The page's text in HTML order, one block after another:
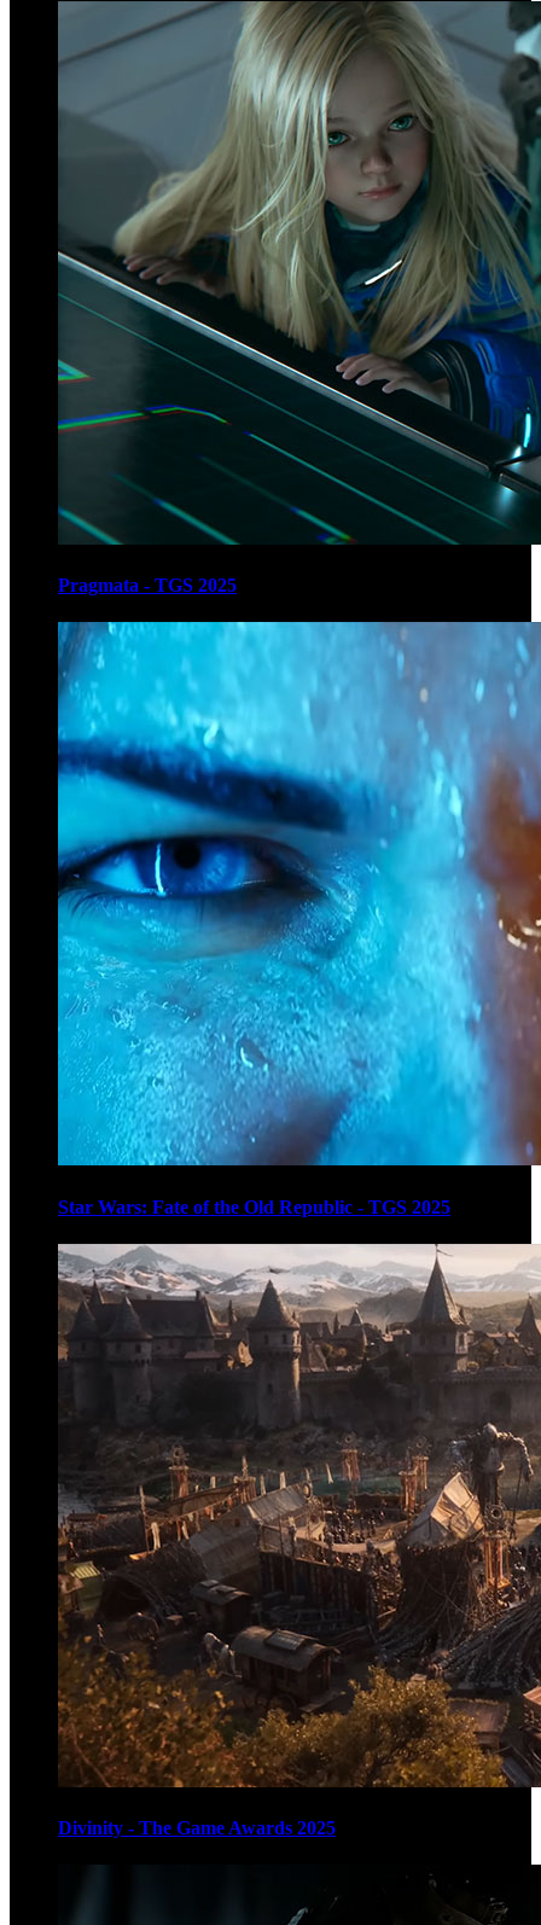
Pragmata - TGS 2025
Star Wars: Fate of the Old Republic - TGS 2025
Divinity - The Game Awards 2025